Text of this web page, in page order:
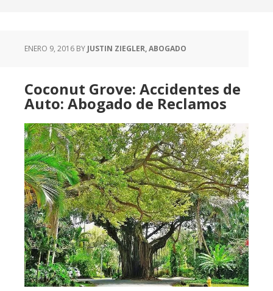
ENERO 9, 2016 BY JUSTIN ZIEGLER, ABOGADO
Coconut Grove: Accidentes de
Auto: Abogado de Reclamos